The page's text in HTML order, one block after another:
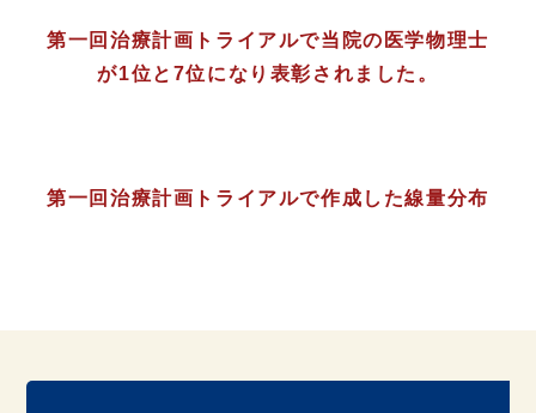
第一回治療計画トライアルで当院の医学物理士
が1位と7位になり表彰されました。
第一回治療計画トライアルで作成した線量分布